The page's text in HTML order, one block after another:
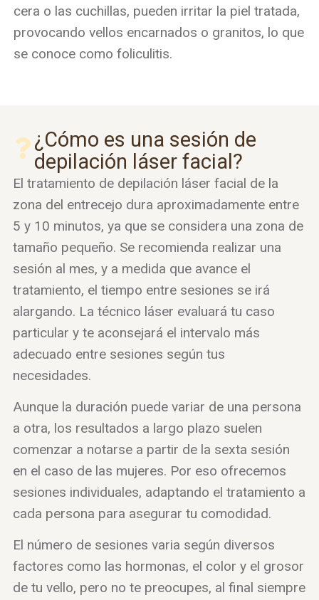
cera o las cuchillas, pueden irritar la piel tratada,
provocando vellos encarnados o granitos, lo que
se conoce como foliculitis.
¿Cómo es una sesión de
depilación láser facial?
El tratamiento de depilación láser facial de la
zona del entrecejo dura aproximadamente entre
5 y 10 minutos, ya que se considera una zona de
tamaño pequeño. Se recomienda realizar una
sesión al mes, y a medida que avance el
tratamiento, el tiempo entre sesiones se irá
alargando. La técnico láser evaluará tu caso
particular y te aconsejará el intervalo más
adecuado entre sesiones según tus
necesidades.
Aunque la duración puede variar de una persona
a otra, los resultados a largo plazo suelen
comenzar a notarse a partir de la sexta sesión
en el caso de las mujeres. Por eso ofrecemos
sesiones individuales, adaptando el tratamiento a
cada persona para asegurar tu comodidad.
El número de sesiones varia según diversos
factores como las hormonas, el color y el grosor
de tu vello, pero no te preocupes, al final siempre